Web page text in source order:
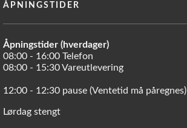
ÅPNINGSTIDER
Åpningstider (hverdager)
08:00 - 16:00 Telefon
08:00 - 15:30 Vareutlevering
12:00 - 12:30 pause (Ventetid må påregnes)
Lørdag stengt